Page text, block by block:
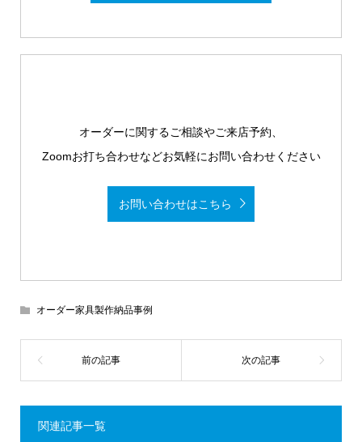
オーダーに関するご相談やご来店予約、
Zoomお打ち合わせなどお気軽にお問い合わせください
お問い合わせはこちら
オーダー家具製作納品事例
関連記事一覧